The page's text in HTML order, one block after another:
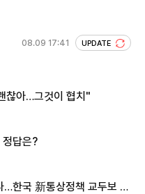
08.09 17:41 UPDATE
찮아…그것이 협치"
답은?
한국 新통상정책 교두보 활